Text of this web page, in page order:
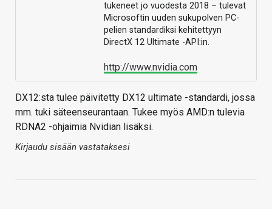
tukeneet jo vuodesta 2018 – tulevat
Microsoftin uuden sukupolven PC-
pelien standardiksi kehitettyyn
DirectX 12 Ultimate -API:in.
http://www.nvidia.com
DX12:sta tulee päivitetty DX12 ultimate -standardi, jossa
mm. tuki säteenseurantaan. Tukee myös AMD:n tulevia
RDNA2 -ohjaimia Nvidian lisäksi.
Kirjaudu sisään vastataksesi